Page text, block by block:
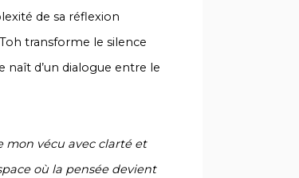
de sa réflexion
transforme le silence
d’un dialogue entre le
mon vécu avec clarté et
où la pensée devient